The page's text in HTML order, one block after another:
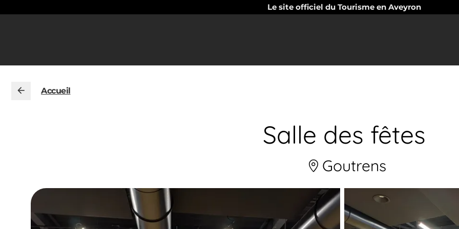
Le site officiel du Tourisme en Aveyron
Accueil
Salle des fêtes
Goutrens